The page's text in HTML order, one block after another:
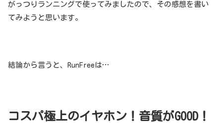
がっつりランニングで使ってみましたので、その感想を書い
てみようと思います。
結論から言うと、RunFreeは…
コスパ極上のイヤホン！音質がGOOD！